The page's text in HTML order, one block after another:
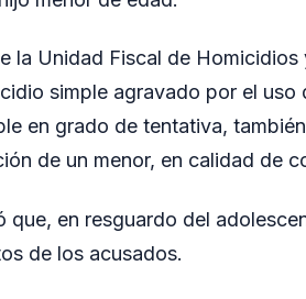
la Unidad Fiscal de Homicidios
simple agravado por el uso
en grado de tentativa,
de un menor, en calidad de
que, en resguardo del
de los acusados.